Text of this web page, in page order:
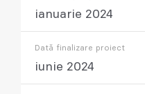
ianuarie 2024
Dată finalizare proiect
iunie 2024